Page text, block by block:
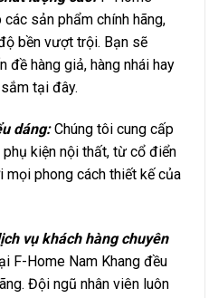
các sản phẩm chính hãng,
bền vượt trội. Bạn sẽ
đề hàng giả, hàng nhái hay
tại đây.
dáng:Chúng tôi cung cấp
phụ kiện nội thất, từ cổ điển
mọi phong cách thiết kế của
vụ khách hàng chuyên
F-Home Nam Khang đều
Đội ngũ nhân viên luôn